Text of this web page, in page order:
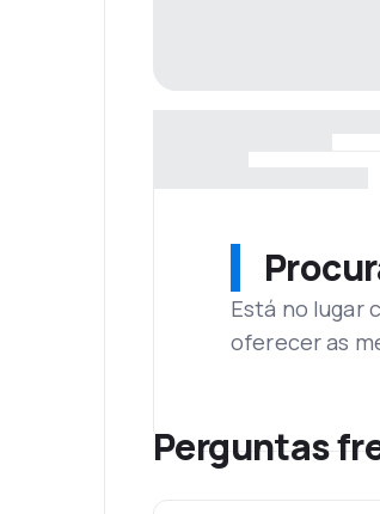
Está no lugar
oferecer as
Perguntas